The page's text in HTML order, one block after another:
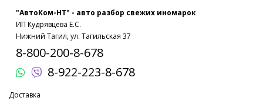
"АвтоКом-НТ" - авто разбор свежих иномарок
ИП Кудрявцева Е.С.
Нижний Тагил, ул. Тагильская 37
8-800-200-8-678
8-922-223-8-678
Доставка